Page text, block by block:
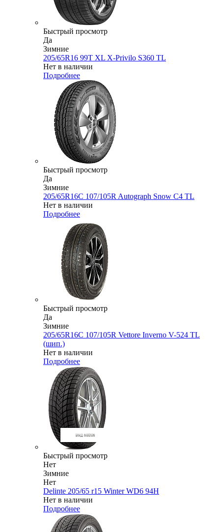
Быстрый просмотр
Да
Зимние
205/65R16 99T XL X-Privilo S360 TL
Нет в наличии
Подробнее
Быстрый просмотр
Да
Зимние
205/65R16C 107/105R Autograph Snow C4 TL
Нет в наличии
Подробнее
Быстрый просмотр
Да
Зимние
205/65R16C 107/105R Vettore Inverno V-524 TL
(шип.)
Нет в наличии
Подробнее
Быстрый просмотр
Нет
Зимние
Нет
Delinte 205/65 r15 Winter WD6 94H
Нет в наличии
Подробнее